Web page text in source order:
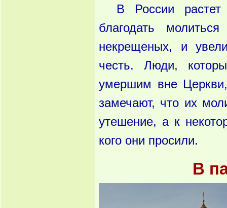
В России
благодать
некрещеных, и
честь. Люди,
умершим вне Церкви,
замечают, что их
утешение, а к
кого они просили.
В